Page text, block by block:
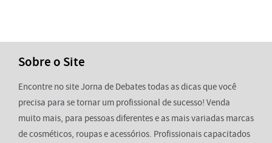
Sobre o Site
Encontre no site Jorna de Debates todas as dicas que você
precisa para se tornar um profissional de sucesso! Venda
muito mais, para pessoas diferentes e as mais variadas marcas
de cosméticos, roupas e acessórios. Profissionais capacitados